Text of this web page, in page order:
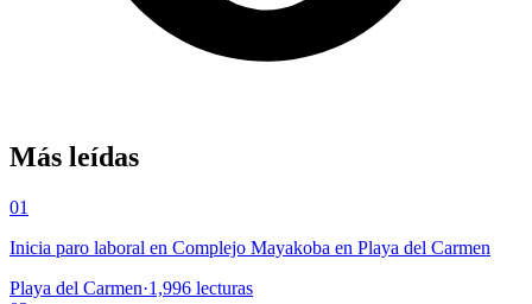
Más leídas
01
Inicia paro laboral en Complejo Mayakoba en Playa del Carmen
Playa del Carmen·1,996 lecturas